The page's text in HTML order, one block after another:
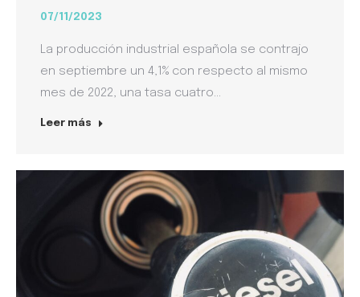
07/11/2023
La producción industrial española se contrajo
en septiembre un 4,1% con respecto al mismo
mes de 2022, una tasa cuatro…
Leer más